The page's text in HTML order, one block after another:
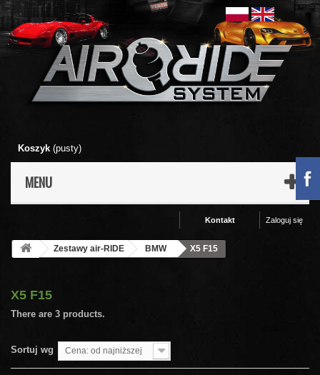
Koszyk (pusty)
MENU
Zaloguj się
Kontakt
Zestawy air-RIDE BMW X5 F15
X5 F15
There are 3 products.
Sortuj wg Cena: od najniższej